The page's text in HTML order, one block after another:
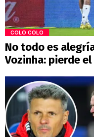
COLO COLO
No todo es
Vozinha: pierde